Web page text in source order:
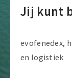
Jij kunt
evofenedex,
en logistiek